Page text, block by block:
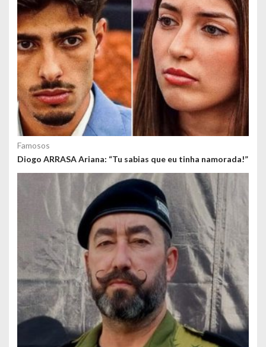
Famosos
Diogo ARRASA Ariana: “Tu sabias que eu tinha namorada!”